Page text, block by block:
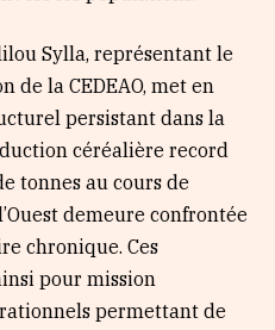
Sylla, représentant le
de la CEDEAO, met en
persistant dans la
céréalière record
tonnes au cours de
demeure confrontée
chronique. Ces
pour mission
permettant de